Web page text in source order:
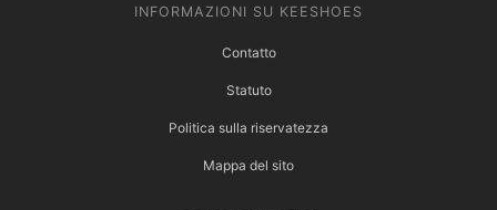
INFORMAZIONI SU KEESHOES
Contatto
Statuto
Politica sulla riservatezza
Mappa del sito